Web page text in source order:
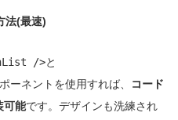
法(最速)
/>と
ーネントを使用すれば、
コード
可能です。デザインも洗練され